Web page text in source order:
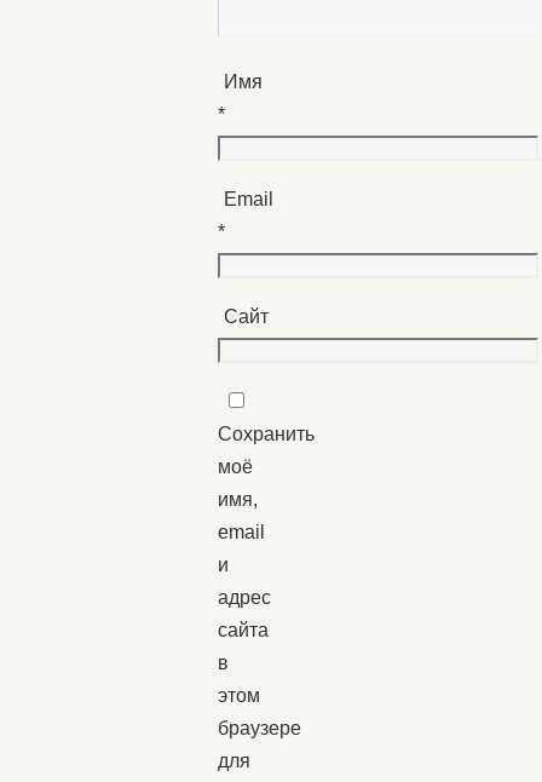
Имя
*
Email
*
Сайт
Сохранить
моё
имя,
email
и
адрес
сайта
в
этом
браузере
для